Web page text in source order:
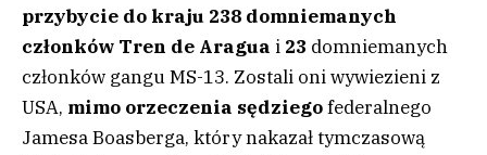
przybycie do kraju 238 domniemanych
członków Tren de Aragua i 23 domniemanych
członków gangu MS-13. Zostali oni wywiezieni z
USA, mimo orzeczenia sędziegofederalnego
Jamesa Boasberga, który nakazał tymczasową